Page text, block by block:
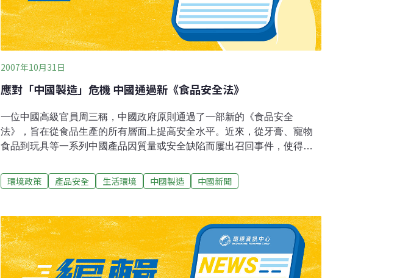
2007年10月31日
應對「中國製造」危機 中國通過新《食品安全法》
一位中國高級官員周三稱，中國政府原則通過了一部新的《食品安全
法》，旨在從食品生產的所有層面上提高安全水平。近來，從牙膏、寵物
食品到玩具等一系列中國產品因質量或安全缺陷而屢出召回事件，使得
規企業，但被外國媒體誇大，又被一些國家的保護主義勢力所利用。但中
國政府同時也承諾加強監管，對違法行為嚴懲不貸。今日中國國家質量監
國務院剛剛通過了一部新的《食品安全法》，即將提交人大批準。但李長
江沒有說明這部法律審批和生效的具體時間表。
環境政策 產品安全 生活環境 中國製造 中國新聞